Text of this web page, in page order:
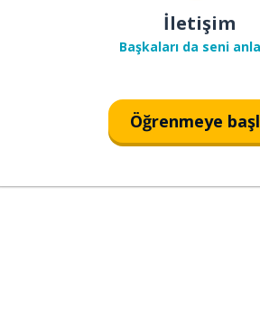
İletişim
Başkaları da seni
Öğrenmeye